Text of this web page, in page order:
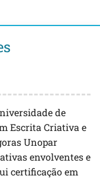
de
Escrita Criativa e
Unopar
envolventes e
certificação em